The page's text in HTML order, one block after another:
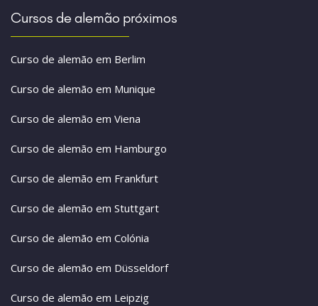
Cursos de alemão próximos
Curso de alemão em Berlim
Curso de alemão em Munique
Curso de alemão em Viena
Curso de alemão em Hamburgo
Curso de alemão em Frankfurt
Curso de alemão em Stuttgart
Curso de alemão em Colónia
Curso de alemão em Düsseldorf
Curso de alemão em Leipzig